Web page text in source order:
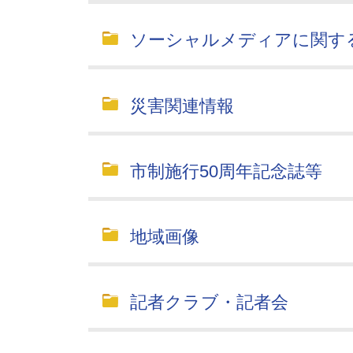
ソーシャルメディアに関す
災害関連情報
市制施行50周年記念誌等
地域画像
記者クラブ・記者会